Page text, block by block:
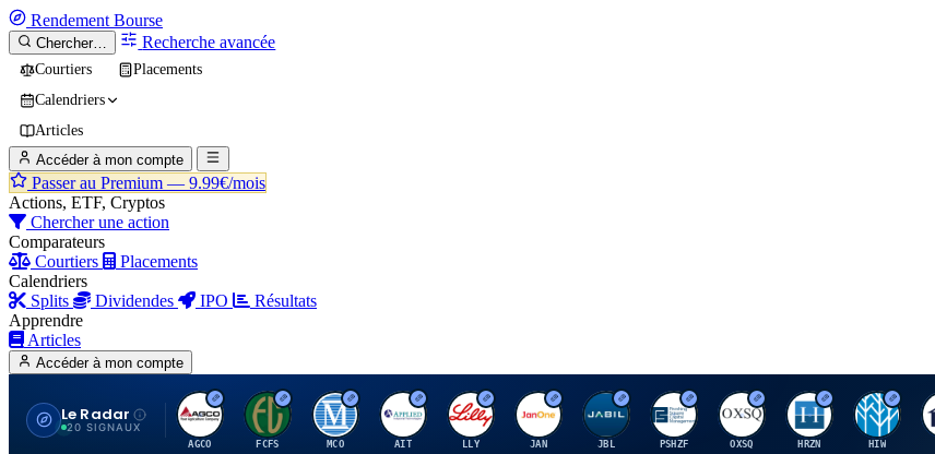
Rendement Bourse
Chercher… Recherche avancée
Courtiers
Placements
Calendriers
Articles
Accéder à mon compte
Passer au Premium — 9.99€/mois
Actions, ETF, Cryptos
Chercher une action
Comparateurs
Courtiers
Placements
Calendriers
Splits
Dividendes IPO
Résultats
Apprendre
Articles
Accéder à mon compte
Le Radar
20 SIGNAUX
A
AGCO
F
FCFS
M
MCO
A
AIT
E
LLY
J
JAN
J
JBL
P
PSHZF
O
OXSQ
H
HRZN
H
HIW